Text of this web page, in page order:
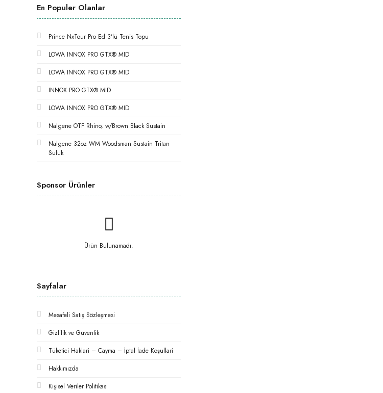
En Populer Olanlar
Prince NxTour Pro Ed 3'lü Tenis Topu
LOWA INNOX PRO GTX® MID
LOWA INNOX PRO GTX® MID
INNOX PRO GTX® MID
LOWA INNOX PRO GTX® MID
Nalgene OTF Rhino, w/Brown Black Sustain
Nalgene 32oz WM Woodsman Sustain Tritan
Suluk
Sponsor Ürünler
Ürün Bulunamadı.
Sayfalar
Mesafeli Satış Sözleşmesi
Gizlilik ve Güvenlik
Tüketici Haklari – Cayma – İptal İade Koşullari
Hakkımızda
Kişisel Veriler Politikası